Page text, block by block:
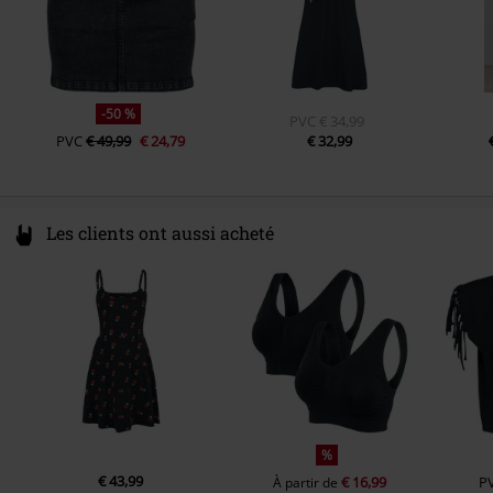
-50 %
PVC€ 49,99 € 24,79
PVC € 34,99
€ 32,99
Les clients ont aussi acheté
€ 43,99
%
À partir de€ 16,99